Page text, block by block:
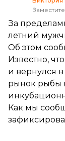
За
летний
Об этом
Известно,
и вернулся
рынок рыбы
Как мы